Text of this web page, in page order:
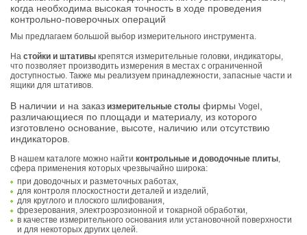
когда необходима высокая точность в ходе проведения
контрольно-поверочных операций
Мы предлагаем большой выбор измерительного инструмента.
На стойки и штативы крепятся измерительные головки, индикаторы,
что позволяет производить измерения в местах с ограниченной
доступностью. Также мы реализуем принадлежности, запасные части и
ящики для штативов.
В наличии и на заказ измерительные столы фирмы Vogel
различающиеся по площади и материалу, из которого
изготовлено основание, высоте, наличию или отсутствию
индикаторов.
В нашем каталоге можно найти контрольные и доводочные плиты,
сфера применения которых чрезвычайно широка:
при доводочных и разметочных работах,
для контроля плоскостности деталей и изделий,
для круглого и плоского шлифования,
фрезерования, электроэрозионной и токарной обработки,
в качестве измерительного основания или установочной поверхности
и для некоторых других целей.